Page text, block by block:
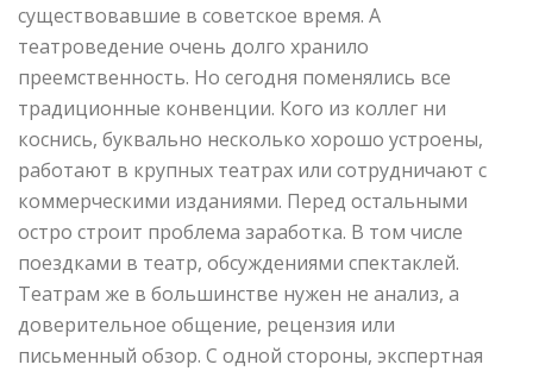
существовавшие в советское время. А
театроведение очень долго хранило
преемственность. Но сегодня поменялись все
традиционные конвенции. Кого из коллег ни
коснись, буквально несколько хорошо устроены,
работают в крупных театрах или сотрудничают с
коммерческими изданиями. Перед остальными
остро строит проблема заработка. В том числе
поездками в театр, обсуждениями спектаклей.
Театрам же в большинстве нужен не анализ, а
доверительное общение, рецензия или
письменный обзор. С одной стороны, экспертная